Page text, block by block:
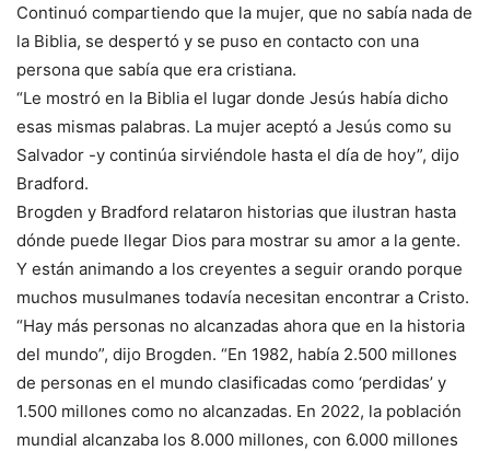
Continuó compartiendo que la mujer, que no sabía nada de
la Biblia, se despertó y se puso en contacto con una
persona que sabía que era cristiana.
“Le mostró en la Biblia el lugar donde Jesús había dicho
esas mismas palabras. La mujer aceptó a Jesús como su
Salvador -y continúa sirviéndole hasta el día de hoy”, dijo
Bradford.
Brogden y Bradford relataron historias que ilustran hasta
dónde puede llegar Dios para mostrar su amor a la gente.
Y están animando a los creyentes a seguir orando porque
muchos musulmanes todavía necesitan encontrar a Cristo.
“Hay más personas no alcanzadas ahora que en la historia
del mundo”, dijo Brogden. “En 1982, había 2.500 millones
de personas en el mundo clasificadas como ‘perdidas’ y
1.500 millones como no alcanzadas. En 2022, la población
mundial alcanzaba los 8.000 millones, con 6.000 millones